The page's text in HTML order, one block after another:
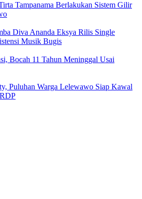
Tampanama Berlakukan Sistem Gilir
Diva Ananda Eksya Rilis Single
Musik Bugis
Bocah 11 Tahun Meninggal Usai
Puluhan Warga Lelewawo Siap Kawal